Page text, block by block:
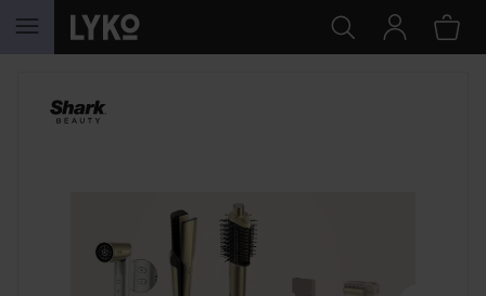
HOPPA TILL INNEHÅLLET
HOPPA ÖVER SEKTIONEN